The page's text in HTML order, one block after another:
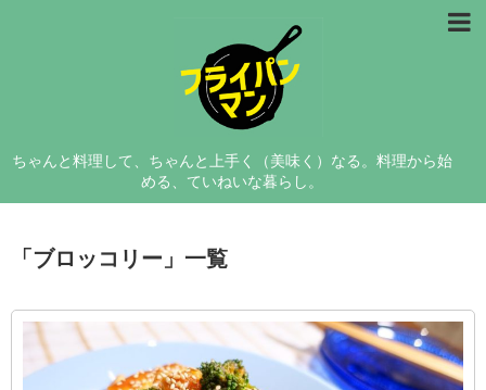
ちゃんと料理して、ちゃんと上手く（美味く）なる。料理から始
める、ていねいな暮らし。
「 ブロッコリー 」 一覧
コラム